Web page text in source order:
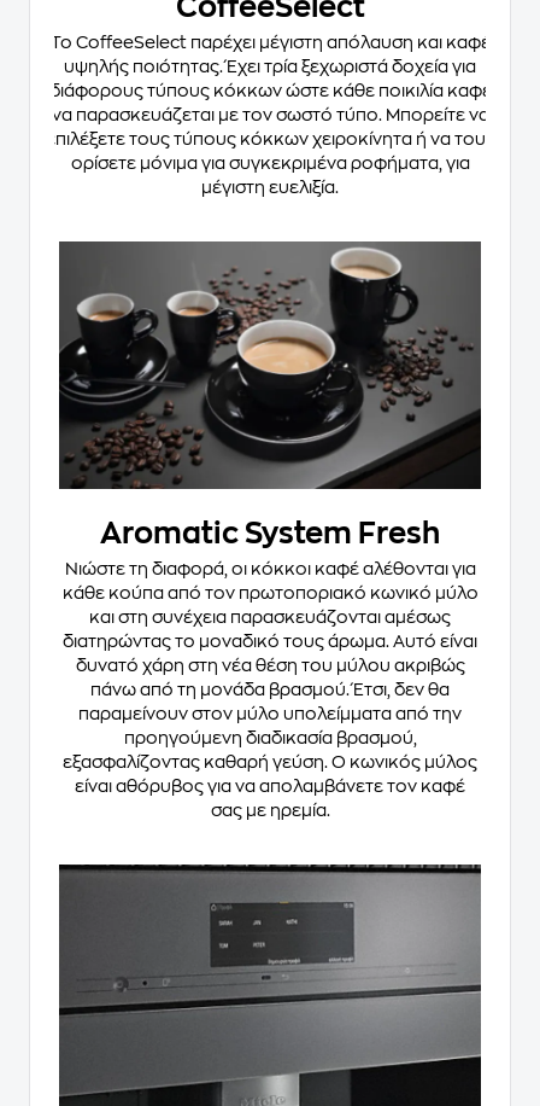
CoffeeSelect
Το CoffeeSelect παρέχει μέγιστη απόλαυση και καφέ
υψηλής ποιότητας. Έχει τρία ξεχωριστά δοχεία για
διάφορους τύπους κόκκων ώστε κάθε ποικιλία καφέ
να παρασκευάζεται με τον σωστό τύπο. Μπορείτε να
επιλέξετε τους τύπους κόκκων χειροκίνητα ή να τους
ορίσετε μόνιμα για συγκεκριμένα ροφήματα, για
μέγιστη ευελιξία.
Aromatic System Fresh
Νιώστε τη διαφορά, οι κόκκοι καφέ αλέθονται για
κάθε κούπα από τον πρωτοποριακό κωνικό μύλο
και στη συνέχεια παρασκευάζονται αμέσως
διατηρώντας το μοναδικό τους άρωμα. Αυτό είναι
δυνατό χάρη στη νέα θέση του μύλου ακριβώς
πάνω από τη μονάδα βρασμού. Έτσι, δεν θα
παραμείνουν στον μύλο υπολείμματα από την
προηγούμενη διαδικασία βρασμού,
εξασφαλίζοντας καθαρή γεύση. Ο κωνικός μύλος
είναι αθόρυβος για να απολαμβάνετε τον καφέ
σας με ηρεμία.